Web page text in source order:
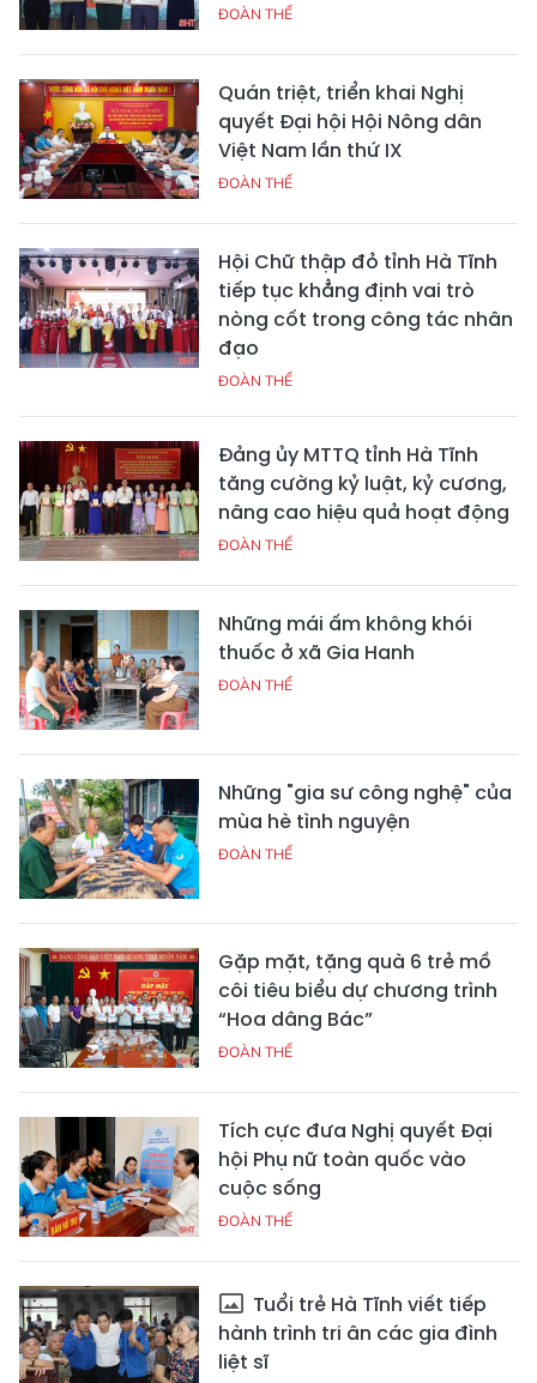
ĐOÀN THỂ
Quán triệt, triển khai Nghị
quyết Đại hội Hội Nông dân
Việt Nam lần thứ IX
ĐOÀN THỂ
Hội Chữ thập đỏ tỉnh Hà Tĩnh
tiếp tục khẳng định vai trò
nòng cốt trong công tác nhân
đạo
ĐOÀN THỂ
Đảng ủy MTTQ tỉnh Hà Tĩnh
tăng cường kỷ luật, kỷ cương,
nâng cao hiệu quả hoạt động
ĐOÀN THỂ
Những mái ấm không khói
thuốc ở xã Gia Hanh
ĐOÀN THỂ
Những "gia sư công nghệ" của
mùa hè tình nguyện
ĐOÀN THỂ
Gặp mặt, tặng quà 6 trẻ mồ
côi tiêu biểu dự chương trình
“Hoa dâng Bác”
ĐOÀN THỂ
Tích cực đưa Nghị quyết Đại
hội Phụ nữ toàn quốc vào
cuộc sống
ĐOÀN THỂ
Tuổi trẻ Hà Tĩnh viết tiếp
hành trình tri ân các gia đình
liệt sĩ